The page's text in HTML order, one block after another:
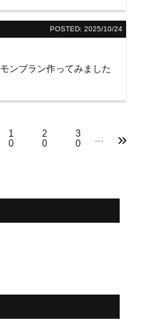
POSTED: 2025/10/24
モンブラン作ってみました
1
0
2
0
3
0
... »